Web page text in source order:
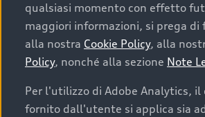
Cosa sapere prima
acquistare la tua
auto
I requisiti fondamentali da
qualsiasi momento con effetto
maggiori informazioni, si prega
alla nostra Cookie Policy, alla
Policy, nonché alla sezione Note
Per l'utilizzo di Adobe Analytics, il
fornito dall'utente si applica sia